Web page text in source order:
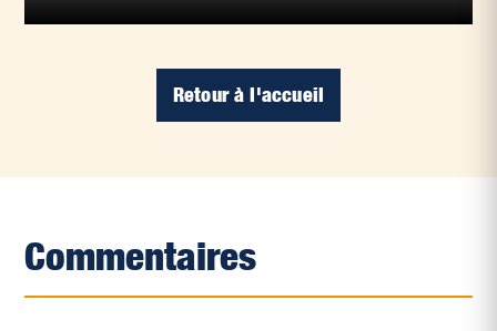
Retour à l'accueil
Commentaires